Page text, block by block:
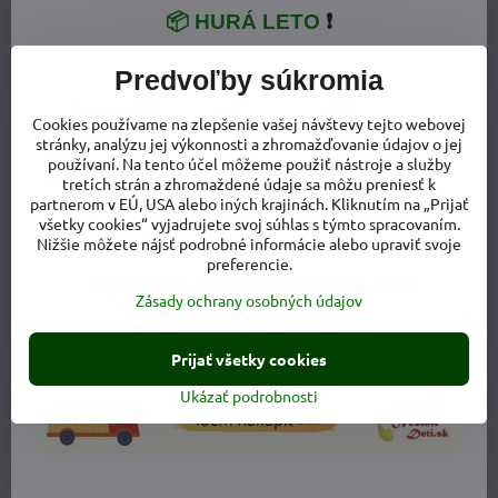
od 20,90 € 20,90 €
plátenky D. D. Step C086-
61763G Cream
Detské barefoot letné plátenky D. D. Step C086-61763G
25
20,90 €
plátenky D. D. Step C086-
61763C Baby Pink
Dievčenské barefoot letné
26 Dievčenské barefoot letné
27 Dievčenské barefoot
28 Dievčenské
29 Dievčenské
31
21,90 €
Predvoľby súkromia
Cookies používame na zlepšenie vašej návštevy tejto webovej
stránky, analýzu jej výkonnosti a zhromažďovanie údajov o jej
používaní. Na tento účel môžeme použiť nástroje a služby
tretích strán a zhromaždené údaje sa môžu preniesť k
partnerom v EÚ, USA alebo iných krajinách. Kliknutím na „Prijať
všetky cookies“ vyjadrujete svoj súhlas s týmto spracovaním.
Nižšie môžete nájsť podrobné informácie alebo upraviť svoje
preferencie.
Zásady ochrany osobných údajov
Ukázať podrobnosti
Prijať všetky cookies
📦 HURÁ LETO ❗